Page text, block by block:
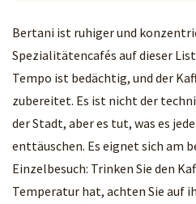
Bertani ist ruhiger und
Spezialitätencafés auf dieser
Tempo ist bedächtig, und der
zubereitet. Es ist nicht der
der Stadt, aber es tut, was es
enttäuschen. Es eignet sich am
Einzelbesuch: Trinken Sie den
Temperatur hat, achten Sie auf